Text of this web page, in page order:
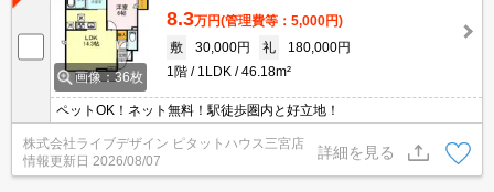
画像：36枚
8.3万円(管理費等：5,000円)
敷
30,000円 礼
180,000円
1階
1LDK 46.18m²
ペットOK！ネット無料！駅徒歩圏内と好立地！
株式会社ライブデザイン ピタットハウス三宮店
情報更新日 2026/08/07
詳細を見る